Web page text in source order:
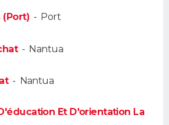
(Port) - Port
- Nantua
- Nantua
Et D'orientation La